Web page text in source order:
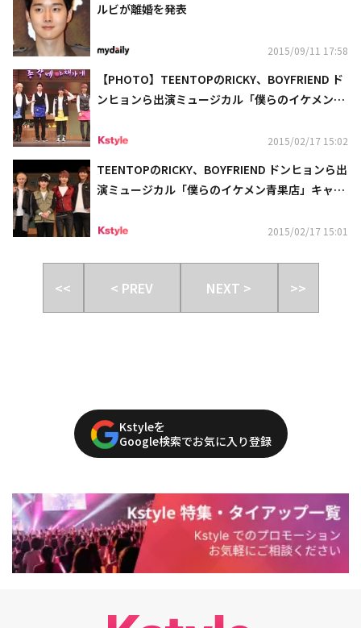
ルビが離婚を発表
2015/09/11 17:58
【PHOTO】TEENTOPのRICKY、BOYFRIEND ド
ンヒョンら出演ミュージカル「僕らのイケメン青
2015/02/17 15:02
TEENTOPのRICKY、BOYFRIEND ドンヒョンら出
演ミュージカル「僕らのイケメン青果店」キャス
2015/02/17 15:01
<< < PREV NEXT > >>
Kstyleを
Google検索でお気に入り登録